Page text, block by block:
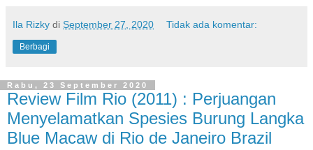
Ila Rizky di September 27, 2020 Tidak ada komentar:
Berbagi
Rabu, 23 September 2020
Review Film Rio (2011) : Perjuangan
Menyelamatkan Spesies Burung Langka
Blue Macaw di Rio de Janeiro Brazil